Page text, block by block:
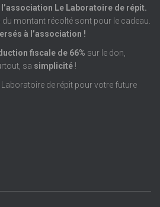
Le Laboratoire de répit.
du montant récolté sont pour le cadeau.
à l’association !
fiscale de 66% sur le don,
sa simplicité !
de répit pour votre future